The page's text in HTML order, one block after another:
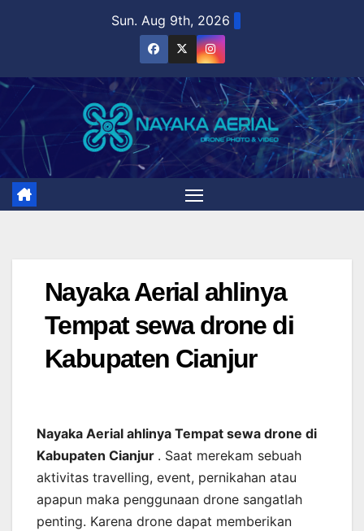
Sun. Aug 9th, 2026
Nayaka Aerial ahlinya
Tempat sewa drone di
Kabupaten Cianjur
Nayaka Aerial ahlinya Tempat sewa drone di
Kabupaten Cianjur . Saat merekam sebuah
aktivitas travelling, event, pernikahan atau
apapun maka penggunaan drone sangatlah
penting. Karena drone dapat memberikan